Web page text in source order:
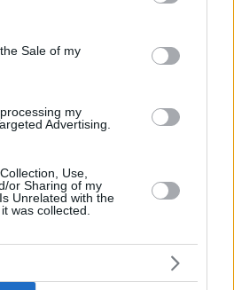
and its third-party tags to
purposes in below Google
Sale of my
my
Advertising.
Use,
or Sharing of my
Unrelated with the
was collected.